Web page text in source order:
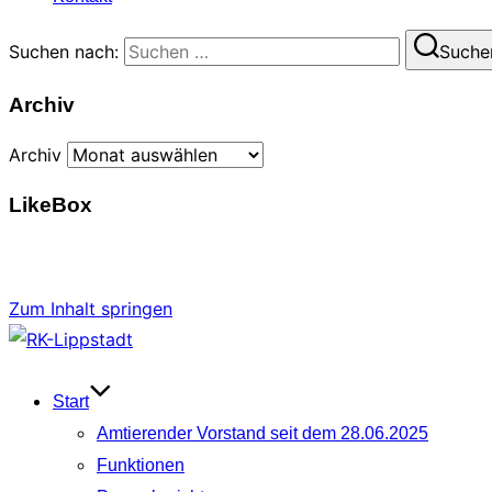
Suchen nach:
Archiv
Archiv
LikeBox
Zum Inhalt springen
Start
Amtierender Vorstand seit dem 28.06.2025
Funktionen